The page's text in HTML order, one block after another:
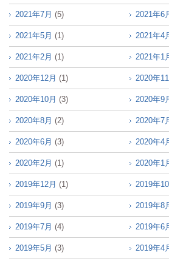
2021年7月 (5) 2021年6
2021年5月 (1) 2021年4
2021年2月 (1) 2021年1
2020年12月 (1) 2020年
2020年10月 (3) 2020年9
2020年8月 (2) 2020年7
2020年6月 (3) 2020年4
2020年2月 (1) 2020年1
2019年12月 (1) 2019年
2019年9月 (3) 2019年8
2019年7月 (4) 2019年6
2019年5月 (3) 2019年4